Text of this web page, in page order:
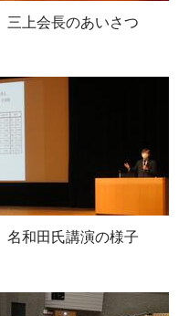
三上会長のあいさつ
名和田氏講演の様子